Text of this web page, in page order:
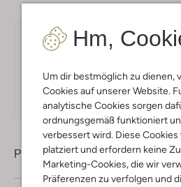
Hm,
Um dir bestmöglich zu dienen,
Cookies auf unserer Website.
analytische Cookies sorgen
ordnungsgemäß funktioniert
verbessert wird. Diese
platziert und erfordern keine
Marketing-Cookies, die wir
Präferenzen zu verfolgen und
Kostenloser Versandab € 75 für
Kauf auf Rechnung 30 Tagen
Produktinformation